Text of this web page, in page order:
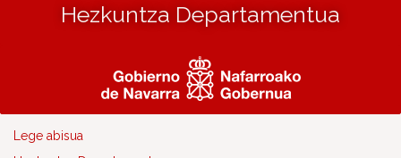
Hezkuntza Departamentua
Lege abisua